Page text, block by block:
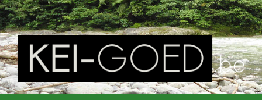
Ga
naar
de
inhoud